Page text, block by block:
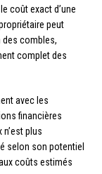
coût exact d’une
peut
combles,
complet des
avec les
financières
plus
selon son potentiel
coûts estimés